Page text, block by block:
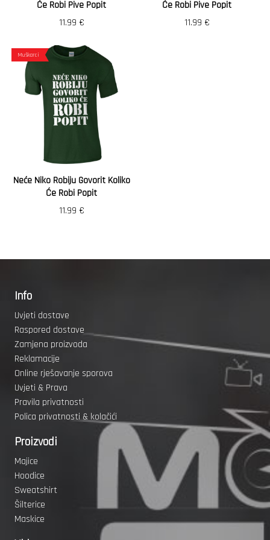
Će Robi Pive Popit
11.99 €
Će Robi Pive Popit
11.99 €
Muškarci
Neće Niko Robiju Govorit Koliko
Će Robi Popit
11.99 €
Info
Uvjeti dostave
Raspored dostave
Zamjena proizvoda
Reklamacije
Online rješavanje sporova
Uvjeti & Prava
Pravila privatnosti
Polica privatnosti & kolačići
Proizvodi
Majice
Hoodice
Sweatshirt
Šilterice
Maskice